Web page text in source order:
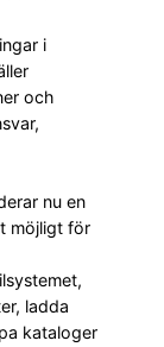
i
och
nu en
möjligt för
ladda
kataloger